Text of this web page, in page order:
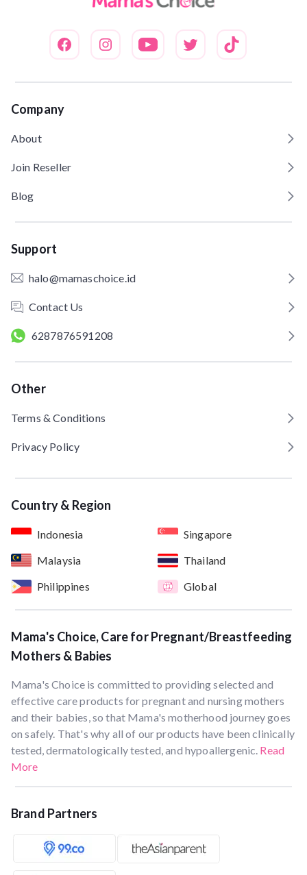
Company
About
Join Reseller
Blog
Support
halo@mamaschoice.id
Contact Us
6287876591208
Other
Terms & Conditions
Privacy Policy
Country & Region
Indonesia
Singapore
Malaysia
Thailand
Philippines
Global
Mama's Choice, Care for Pregnant/Breastfeeding
Mothers & Babies
Mama's Choice is committed to providing selected and
effective care products for pregnant and nursing mothers
and their babies, so that Mama's motherhood journey goes
on safely. That's why all of our products have been clinically
tested, dermatologically tested, and hypoallergenic. Read
More
Brand Partners